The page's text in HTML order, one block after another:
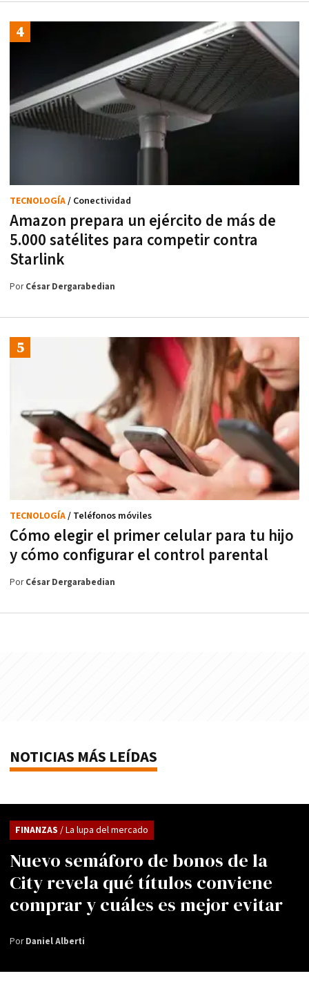
Amazon prepara un ejército de más de
5.000 satélites para competir contra
Starlink
TECNOLOGÍA/ Conectividad
PorCésar Dergarabedian
Cómo elegir el primer celular para tu hijo
y cómo configurar el control parental
TECNOLOGÍA/ Teléfonos móviles
PorCésar Dergarabedian
NOTICIAS MÁS LEÍDAS
Nuevo semáforo de bonos de la
City revela qué títulos conviene
comprar y cuáles es mejor evitar
FINANZAS / La lupa del mercado
PorDaniel Alberti